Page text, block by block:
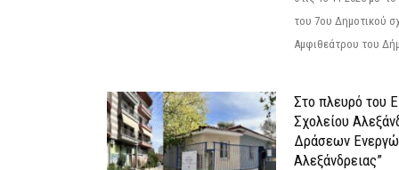
του 7ου Δημοτικού
Αμφιθεάτρου του
Στο πλευρό του
Σχολείου
Δράσεων
Αλεξάνδρειας”